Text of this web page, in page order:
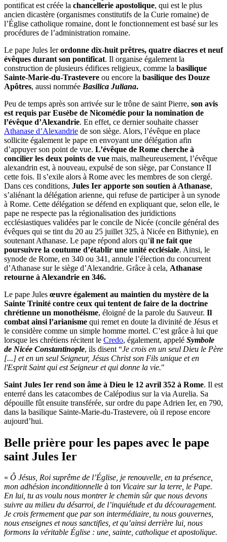
pontificat est créée la chancellerie apostolique, qui est le plus
ancien dicastère (organismes constitutifs de la Curie romaine) de
l’Église catholique romaine, dont le fonctionnement est basé sur les
procédures de l’administration romaine.
Le pape Jules Ierordonne dix-huit prêtres, quatre diacres et neuf
évêques durant son pontificat. Il organise également la
construction de plusieurs édifices religieux, comme la basilique
Sainte-Marie-du-Trastevere ou encore la basilique des Douze
Apôtres, aussi nommée Basilica Juliana.
Peu de temps après son arrivée sur le trône de saint Pierre, son avis
est requis par Eusèbe de Nicomédie pour la nomination de
l’évêque d’Alexandrie. En effet, ce dernier souhaite chasser
Athanase d’Alexandrie de son siège. Alors, l’évêque en place
sollicite également le pape en envoyant une délégation afin
d’appuyer son point de vue. L’évêque de Rome cherche à
concilier les deux points de vue mais, malheureusement, l’évêque
alexandrin est, à nouveau, expulsé de son siège, par Constance II
cette fois. Il s’exile alors à Rome avec les membres de son clergé.
Dans ces conditions, Jules Ier apporte son soutien à Athanase,
s’aliénant la délégation arienne, qui refuse de participer à un synode
à Rome. Cette délégation se défend en expliquant que, selon elle, le
pape ne respecte pas la régionalisation des juridictions
ecclésiastiques validées par le concile de Nicée (concile général des
évêques qui se tint du 20 au 25 juillet 325, à Nicée en Bithynie), en
soutenant Athanase. Le pape répond alors qu’il ne fait que
poursuivre la coutume d’établir une unité ecclésiale. Ainsi, le
synode de Rome, en 340 ou 341, annule l’élection du concurrent
d’Athanase sur le siège d’Alexandrie. Grâce à cela, Athanase
retourne à Alexandrie en 346.
Le pape Jules œuvre également au maintien du mystère de la
Sainte Trinité contre ceux qui tentent de faire de la doctrine
chrétienne un monothéisme, éloigné de la parole du Sauveur. Il
combat ainsi l’arianisme qui remet en doute la divinité de Jésus et
le considère comme un simple homme mortel. C’est grâce à lui que
lorsque les chrétiens récitent le Credo, également, appelé Symbole
de Nicée Constantinople, ils disent “Je crois en un seul Dieu le Père
[...] et en un seul Seigneur, Jésus Christ son Fils unique et en
l'Esprit Saint qui est Seigneur et qui donne la vie."
Saint Jules Ier rend son âme à Dieu le 12 avril 352 à Rome. Il est
enterré dans les catacombes de Calépodius sur la via Aurelia. Sa
dépouille fût ensuite transférée, sur ordre du pape Adrien Ier, en 790,
dans la basilique Sainte-Marie-du-Trastevere, où il repose encore
aujourd’hui.
Belle prière pour les papes avec le pape
saint Jules Ier
« Ô Jésus, Roi suprême de l’Église, je renouvelle, en ta présence,
mon adhésion inconditionnelle à ton Vicaire sur la terre, le Pape.
En lui, tu as voulu nous montrer le chemin sûr que nous devons
suivre au milieu du désarroi, de l’inquiétude et du découragement.
Je crois fermement que par son intermédiaire, tu nous gouvernes,
nous enseignes et nous sanctifies, et qu’ainsi derrière lui, nous
formons la véritable Église : une, sainte, catholique et apostolique.